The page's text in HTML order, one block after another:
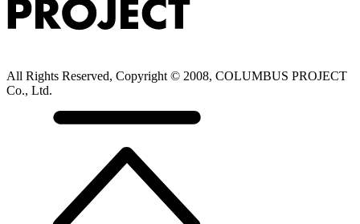
All Rights Reserved, Copyright © 2008, COLUMBUS PROJECT
Co., Ltd.